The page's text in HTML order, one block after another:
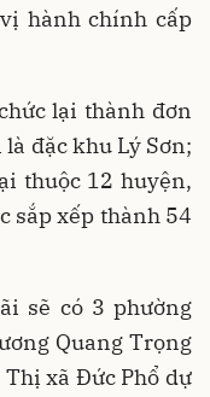
hành chính cấp
lại thành đơn
đặc khu Lý Sơn;
thuộc 12 huyện,
sắp xếp thành 54
sẽ có 3 phường
Quang Trọng
xã Đức Phổ dự